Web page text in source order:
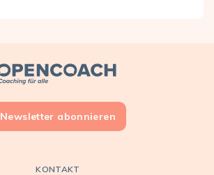
Open Coach
KONTAKT
Newsletter abonnieren